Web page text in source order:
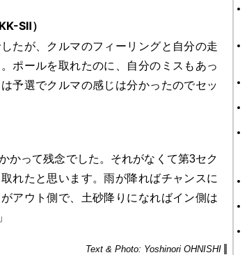
SⅡ）
たが、クルマのフィーリングと自分の走
ポールを取れたのに、自分のミスもあっ
予選でクルマの感じは分かったのでセッ
かって残念でした。それがなくて第3セク
れたと思います。雨が降ればチャンスに
アウト側で、土砂降りになればイン側は
Text & Photo: Yoshinori OHNISHI